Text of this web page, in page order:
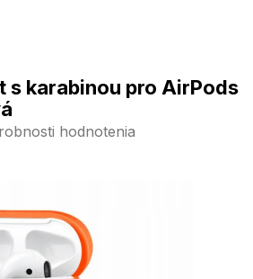
s karabinou pro AirPods
hodnotenia